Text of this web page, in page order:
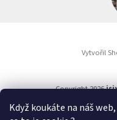
Když koukáte na náš
Vytvořil
Copyright 2026